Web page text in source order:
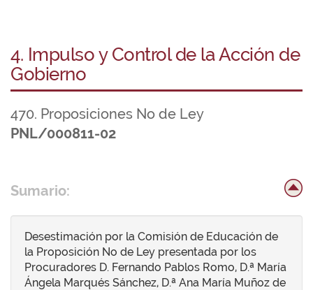
4. Impulso y Control de la Acción de
Gobierno
470. Proposiciones No de Ley
PNL/000811-02
Sumario:
Desestimación por la Comisión de Educación de
la Proposición No de Ley presentada por los
Procuradores D. Fernando Pablos Romo, D.ª María
Ángela Marqués Sánchez, D.ª Ana María Muñoz de